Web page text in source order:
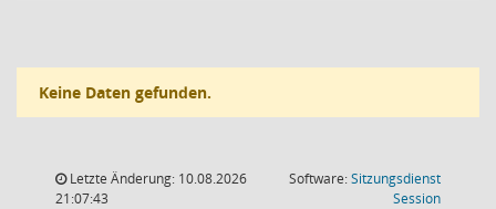
Keine Daten gefunden.
Letzte Änderung: 10.08.2026
21:07:43
Software:Sitzungsdienst
Session(Wird in